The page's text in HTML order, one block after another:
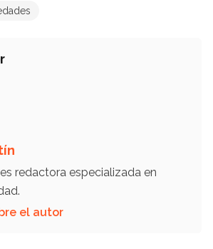
redactora especializada en
el autor